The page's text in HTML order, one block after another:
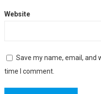
Website
Save my name, email, and
time I comment.